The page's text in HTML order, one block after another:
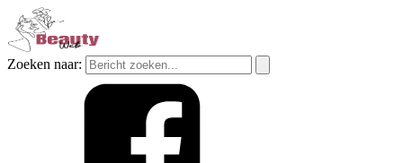
Zoeken naar: